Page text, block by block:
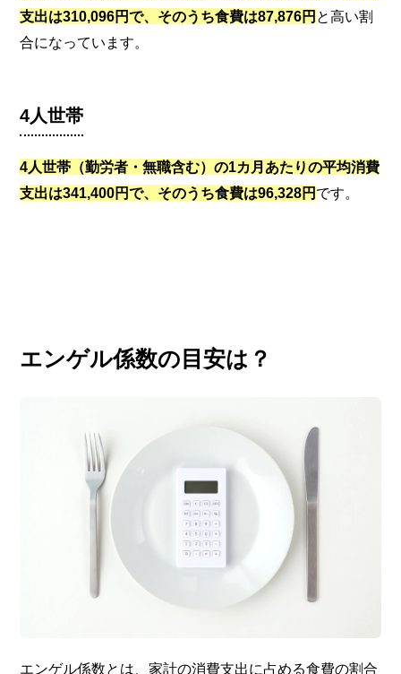
支出は310,096円で、そのうち食費は87,876円 と高い割
合になっています。
4人世帯
4人世帯（勤労者・無職含む）の1カ月あたりの平均消費
支出は341,400円で、そのうち食費は96,328円 です。
エンゲル係数の目安は？
エンゲル係数とは、家計の消費支出に占める食費の割合